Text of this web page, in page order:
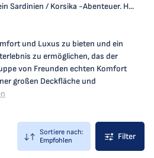
Sardinien / Korsika -Abenteuer. H...
und Luxus zu bieten und ein
zu ermöglichen, das der
von Freunden echten Komfort
großen Deckfläche und
Sortiere nach:
Empfohlen
Filter